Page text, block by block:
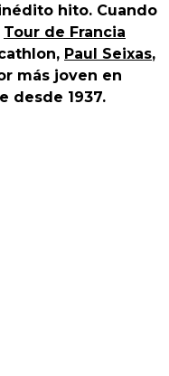
hito. Cuando
Tour de Francia
Paul Seixas,
más joven en
desde 1937.